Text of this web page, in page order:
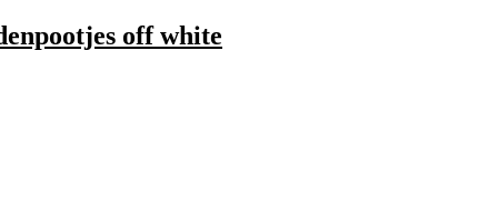
off white